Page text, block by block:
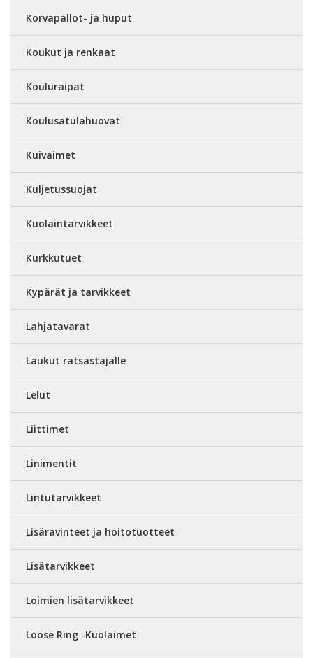
Korvapallot- ja huput
Koukut ja renkaat
Kouluraipat
Koulusatulahuovat
Kuivaimet
Kuljetussuojat
Kuolaintarvikkeet
Kurkkutuet
Kypärät ja tarvikkeet
Lahjatavarat
Laukut ratsastajalle
Lelut
Liittimet
Linimentit
Lintutarvikkeet
Lisäravinteet ja hoitotuotteet
Lisätarvikkeet
Loimien lisätarvikkeet
Loose Ring -Kuolaimet